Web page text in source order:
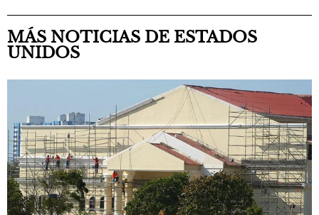
MÁS NOTICIAS DE ESTADOS
UNIDOS